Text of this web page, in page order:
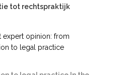
expert opinion: from
to legal practice